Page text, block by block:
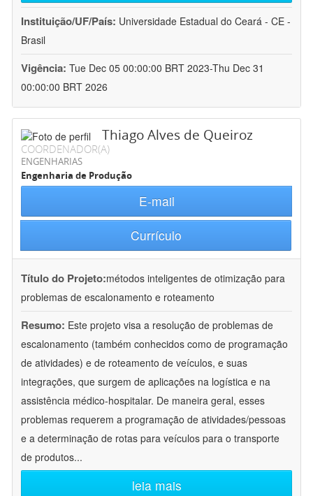
Instituição/UF/País: Universidade Estadual do Ceará - CE -
Brasil
Vigência: Tue Dec 05 00:00:00 BRT 2023-Thu Dec 31
00:00:00 BRT 2026
Thiago Alves de Queiroz
COORDENADOR(A)
ENGENHARIAS
Engenharia de Produção
E-mail
Currículo
Título do Projeto:métodos inteligentes de otimização para
problemas de escalonamento e roteamento
Resumo: Este projeto visa a resolução de problemas de
escalonamento (também conhecidos como de programação
de atividades) e de roteamento de veículos, e suas
integrações, que surgem de aplicações na logística e na
assistência médico-hospitalar. De maneira geral, esses
problemas requerem a programação de atividades/pessoas
e a determinação de rotas para veículos para o transporte
de produtos...
leia mais